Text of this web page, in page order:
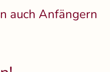
auch Anfängern